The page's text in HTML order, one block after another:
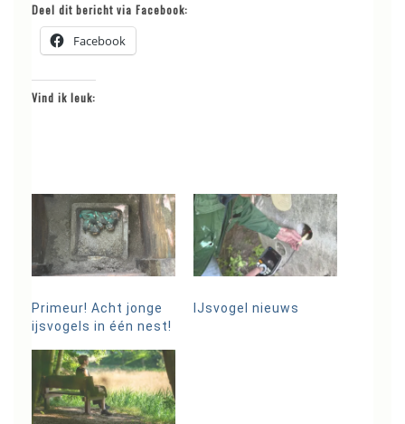
Deel dit bericht via Facebook:
Facebook
Vind ik leuk:
Primeur! Acht jonge
ijsvogels in één nest!
IJsvogel nieuws